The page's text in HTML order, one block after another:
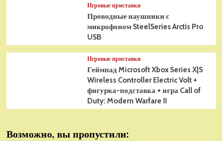
Игровые приставки
Проводные наушники с
микрофоном SteelSeries Arctis Pro
USB
Игровые приставки
Геймпад Microsoft Xbox Series X|S
Wireless Controller Electric Volt +
фигурка-подставка + игра Call of
Duty: Modern Warfare II
Возможно, вы пропустили: